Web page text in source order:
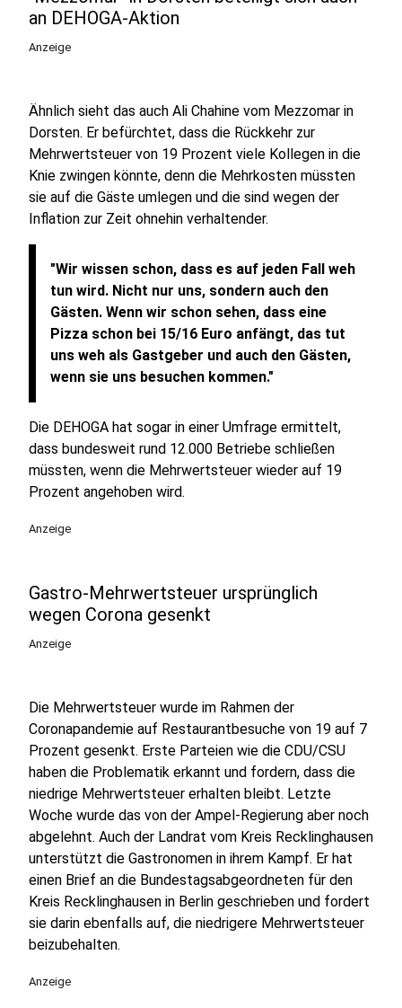
an DEHOGA-Aktion
Anzeige
Ähnlich sieht das auch Ali Chahine vom Mezzomar in
Dorsten. Er befürchtet, dass die Rückkehr zur
Mehrwertsteuer von 19 Prozent viele Kollegen in die
Knie zwingen könnte, denn die Mehrkosten müssten
sie auf die Gäste umlegen und die sind wegen der
Inflation zur Zeit ohnehin verhaltender.
"Wir wissen schon, dass es auf jeden Fall weh
tun wird. Nicht nur uns, sondern auch den
Gästen. Wenn wir schon sehen, dass eine
Pizza schon bei 15/16 Euro anfängt, das tut
uns weh als Gastgeber und auch den Gästen,
wenn sie uns besuchen kommen."
Die DEHOGA hat sogar in einer Umfrage ermittelt,
dass bundesweit rund 12.000 Betriebe schließen
müssten, wenn die Mehrwertsteuer wieder auf 19
Prozent angehoben wird.
Anzeige
Gastro-Mehrwertsteuer ursprünglich
wegen Corona gesenkt
Anzeige
Die Mehrwertsteuer wurde im Rahmen der
Coronapandemie auf Restaurantbesuche von 19 auf 7
Prozent gesenkt. Erste Parteien wie die CDU/CSU
haben die Problematik erkannt und fordern, dass die
niedrige Mehrwertsteuer erhalten bleibt. Letzte
Woche wurde das von der Ampel-Regierung aber noch
abgelehnt. Auch der Landrat vom Kreis Recklinghausen
unterstützt die Gastronomen in ihrem Kampf. Er hat
einen Brief an die Bundestagsabgeordneten für den
Kreis Recklinghausen in Berlin geschrieben und fordert
sie darin ebenfalls auf, die niedrigere Mehrwertsteuer
beizubehalten.
Anzeige